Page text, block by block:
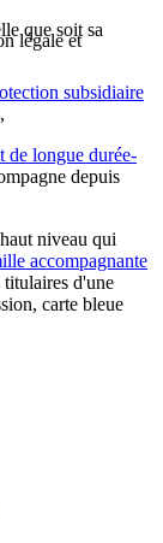
que soit sa
subsidiaire
de longue durée-
depuis
niveau qui
accompagnante
titulaires d'une
carte bleue
légale et